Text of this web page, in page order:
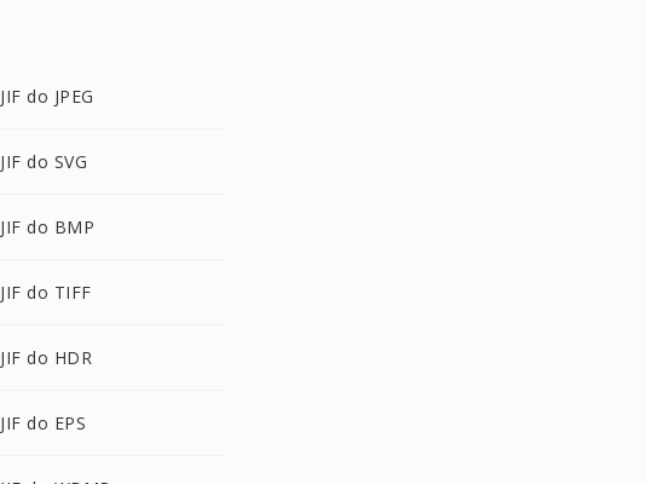
JIF do JPEG
JIF do SVG
JIF do BMP
JIF do TIFF
JIF do HDR
JIF do EPS